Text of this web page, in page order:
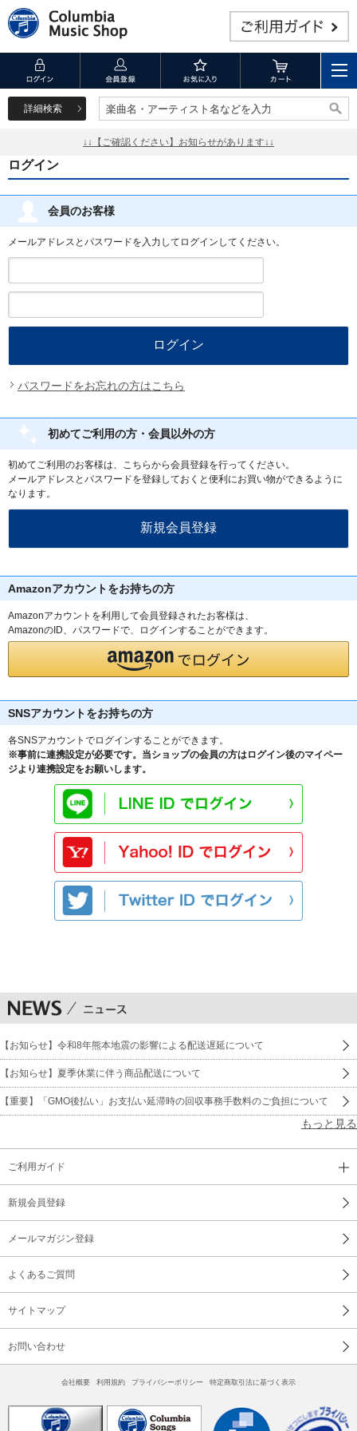
詳細検索 楽曲名・アーティスト名などを入力
楽曲名・アーティスト名などを入力
↓↓【ご確認ください】お知らせがあります↓↓
ログイン
会員のお客様
メールアドレスとパスワードを入力してログインしてください。
パスワードをお忘れの方はこちら
初めてご利用の方・会員以外の方
初めてご利用のお客様は、こちらから会員登録を行ってください。
メールアドレスとパスワードを登録しておくと便利にお買い物ができるように
なります。
Amazonアカウントをお持ちの方
Amazonアカウントを利用して会員登録されたお客様は、
AmazonのID、パスワードで、ログインすることができます。
SNSアカウントをお持ちの方
各SNSアカウントでログインすることができます。
※事前に連携設定が必要です。当ショップの会員の方はログイン後のマイペー
ジより連携設定をお願いします。
【お知らせ】令和8年熊本地震の影響による配送遅延について
【お知らせ】夏季休業に伴う商品配送について
【重要】「GMO後払い」お支払い延滞時の回収事務手数料のご負担について
もっと見る
ご利用ガイド
新規会員登録
メールマガジン登録
よくあるご質問
サイトマップ
お問い合わせ
会社概要 利用規約 プライバシーポリシー 特定商取引法に基づく表示